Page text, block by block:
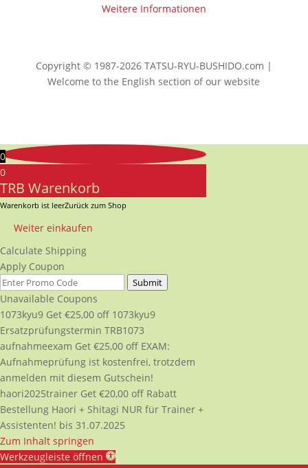
Weitere Informationen
Copyright © 1987-2026 TATSU-RYU-BUSHIDO.com |
Welcome to the English section of our website
0
0
TRB Warenkorb
Warenkorb ist leerZurück zum Shop
Weiter einkaufen
Calculate Shipping
Apply Coupon
Submit
Unavailable Coupons
1073kyu9 Get €25,00 off 1073kyu9
Ersatzprüfungstermin TRB1073
aufnahmeexam Get €25,00 off EXAM:
Aufnahmeprüfung ist kostenfrei, trotzdem
anmelden mit diesem Gutschein!
haori2025trainer Get €20,00 off Rabatt
Bestellung Haori + Shitagi NUR für Trainer +
Assistenten! bis 31.07.2025
Zum Inhalt springen
Werkzeugleiste öffnen